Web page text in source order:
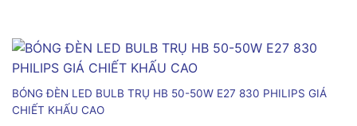
BÓNG ĐÈN LED BULB TRỤ HB 50-50W E27 830 PHILIPS GIÁ
CHIẾT KHẤU CAO